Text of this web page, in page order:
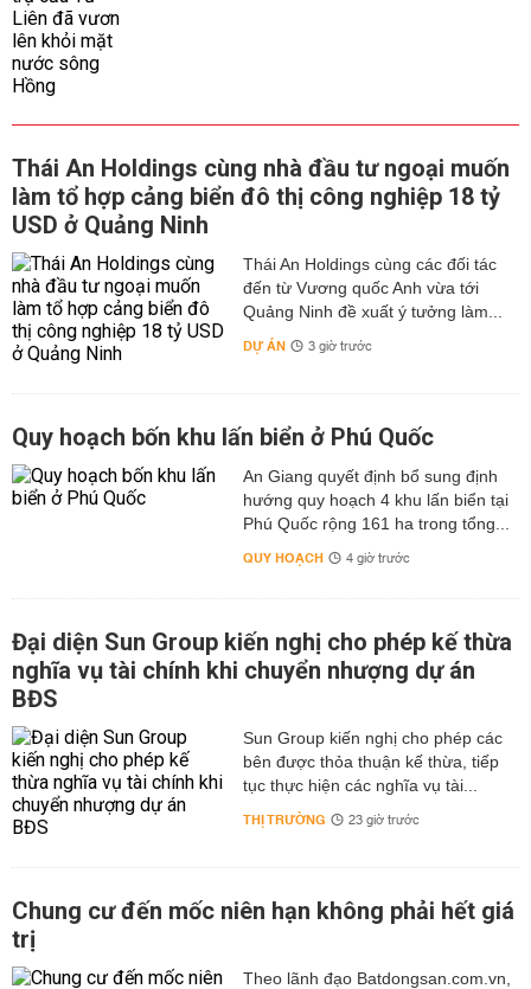
Thái An Holdings cùng nhà đầu tư ngoại muốn
làm tổ hợp cảng biển đô thị công nghiệp 18 tỷ
USD ở Quảng Ninh
Thái An Holdings cùng các đối tác
đến từ Vương quốc Anh vừa tới
Quảng Ninh đề xuất ý tưởng làm...
DỰ ÁN 3 giờ trước
Quy hoạch bốn khu lấn biển ở Phú Quốc
An Giang quyết định bổ sung định
hướng quy hoạch 4 khu lấn biển tại
Phú Quốc rộng 161 ha trong tổng...
QUY HOẠCH 4 giờ trước
Đại diện Sun Group kiến nghị cho phép kế thừa
nghĩa vụ tài chính khi chuyển nhượng dự án
BĐS
Sun Group kiến nghị cho phép các
bên được thỏa thuận kế thừa, tiếp
tục thực hiện các nghĩa vụ tài...
THỊ TRƯỜNG 23 giờ trước
Chung cư đến mốc niên hạn không phải hết giá
trị
Theo lãnh đạo Batdongsan.com.vn,